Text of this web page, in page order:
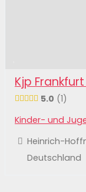
Kjp
5.0 1
Kinder- und
Heinrich-
Deutschland